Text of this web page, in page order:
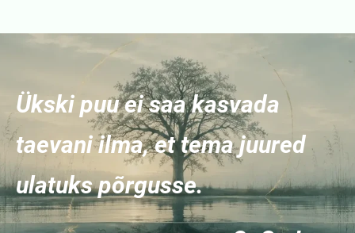
Ükski puu ei saa kasvada
taevani ilma, et tema juured
ulatuks põrgusse.